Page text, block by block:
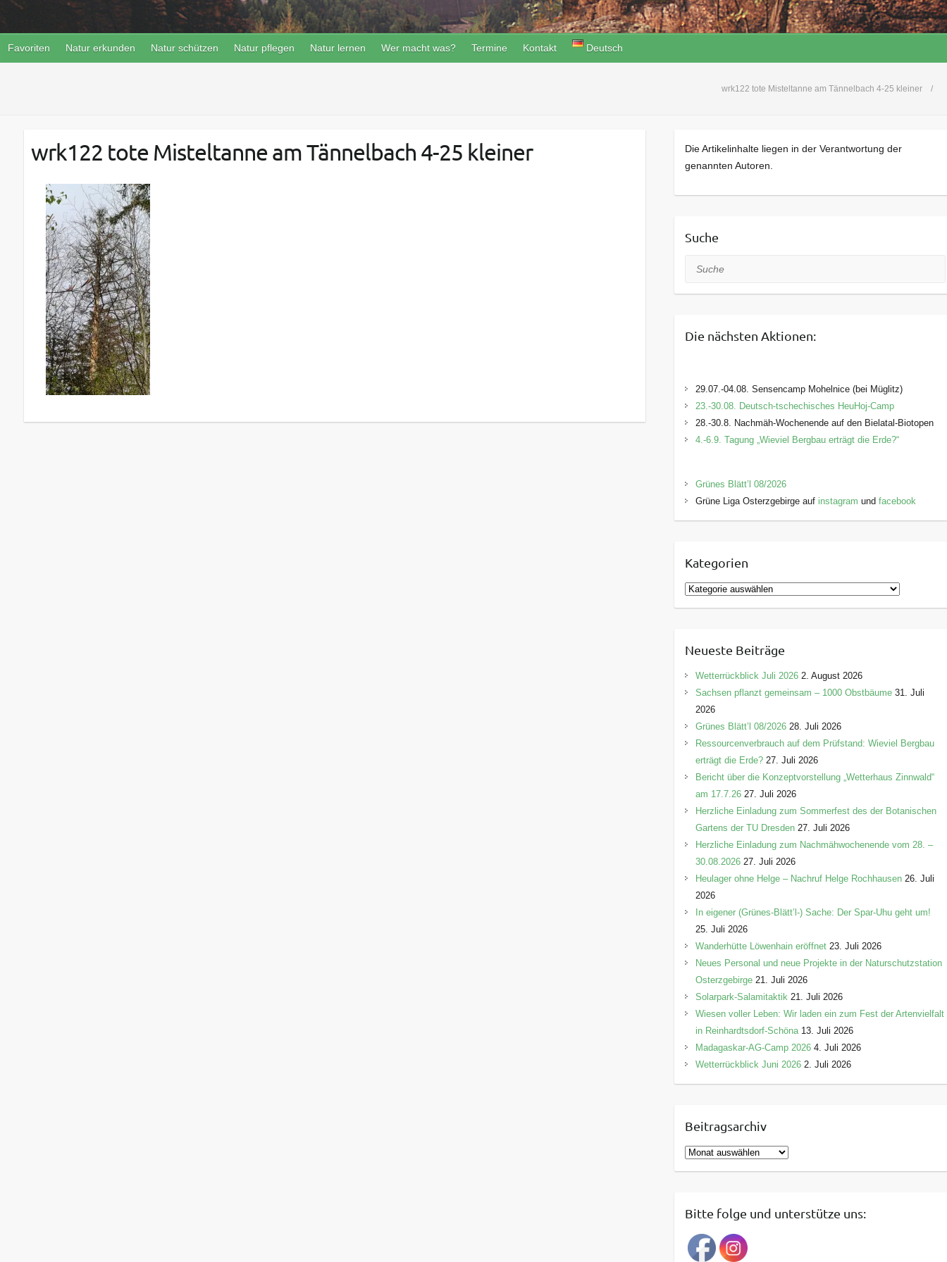
Favoriten Natur erkunden Natur schützen Natur pflegen Natur lernen Wer macht was? Termine Kontakt Deutsch
wrk122 tote Misteltanne am Tännelbach 4-25 kleiner
wrk122 tote Misteltanne am Tännelbach 4-25 kleiner
Die Artikelinhalte liegen in der Verantwortung der
genannten Autoren.
Suche
Suche
Die nächsten Aktionen:
29.07.-04.08. Sensencamp Mohelnice (bei Müglitz)
23.-30.08. Deutsch-tschechisches HeuHoj-Camp
28.-30.8. Nachmäh-Wochenende auf den Bielatal-Biotopen
4.-6.9. Tagung „Wieviel Bergbau erträgt die Erde?“
Grünes Blätt’l 08/2026
Grüne Liga Osterzgebirge auf instagram und facebook
Kategorien
K
a
g
o
r
e
n
Neueste Beiträge
Wetterrückblick Juli 2026 2. August 2026
Sachsen pflanzt gemeinsam – 1000 Obstbäume 31. Juli
2026
Grünes Blätt’l 08/2026 28. Juli 2026
Ressourcenverbrauch auf dem Prüfstand: Wieviel Bergbau
erträgt die Erde? 27. Juli 2026
Bericht über die Konzeptvorstellung „Wetterhaus Zinnwald“
am 17.7.26 27. Juli 2026
Herzliche Einladung zum Sommerfest des der Botanischen
Gartens der TU Dresden 27. Juli 2026
Herzliche Einladung zum Nachmähwochenende vom 28. –
30.08.2026 27. Juli 2026
Heulager ohne Helge – Nachruf Helge Rochhausen 26. Juli
2026
In eigener (Grünes-Blätt’l-) Sache: Der Spar-Uhu geht um!
25. Juli 2026
Wanderhütte Löwenhain eröffnet 23. Juli 2026
Neues Personal und neue Projekte in der Naturschutzstation
Osterzgebirge 21. Juli 2026
Solarpark-Salamitaktik 21. Juli 2026
Wiesen voller Leben: Wir laden ein zum Fest der Artenvielfalt
in Reinhardtsdorf-Schöna 13. Juli 2026
Madagaskar-AG-Camp 2026 4. Juli 2026
Wetterrückblick Juni 2026 2. Juli 2026
Beitragsarchiv
B
e
r
g
Bitte folge und unterstütze uns: